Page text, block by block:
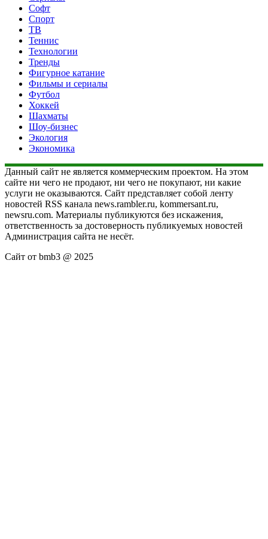
Софт
Спорт
ТВ
Теннис
Технологии
Тренды
Фигурное катание
Фильмы и сериалы
Футбол
Хоккей
Шахматы
Шоу-бизнес
Экология
Экономика
Данный сайт не является коммерческим проектом. На этом
сайте ни чего не продают, ни чего не покупают, ни какие
услуги не оказываются. Сайт представляет собой ленту
новостей RSS канала news.rambler.ru, kommersant.ru,
newsru.com. Материалы публикуются без искажения,
ответственность за достоверность публикуемых новостей
Администрация сайта не несёт.
Сайт от bmb3 @ 2025